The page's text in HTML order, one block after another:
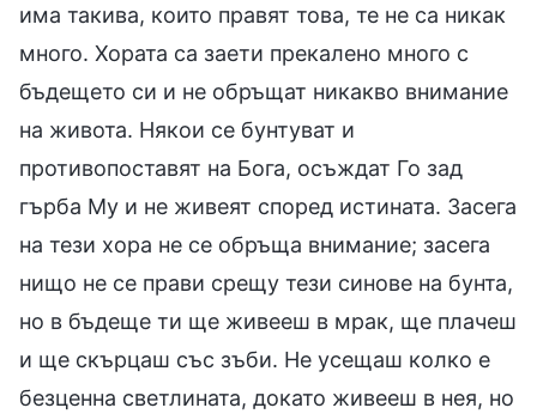
има такива, които правят това, те не са никак
много. Хората са заети прекалено много с
бъдещето си и не обръщат никакво внимание
на живота. Някои се бунтуват и
противопоставят на Бога, осъждат Го зад
гърба Му и не живеят според истината. Засега
на тези хора не се обръща внимание; засега
нищо не се прави срещу тези синове на бунта,
но в бъдеще ти ще живееш в мрак, ще плачеш
и ще скърцаш със зъби. Не усещаш колко е
безценна светлината, докато живееш в нея, но